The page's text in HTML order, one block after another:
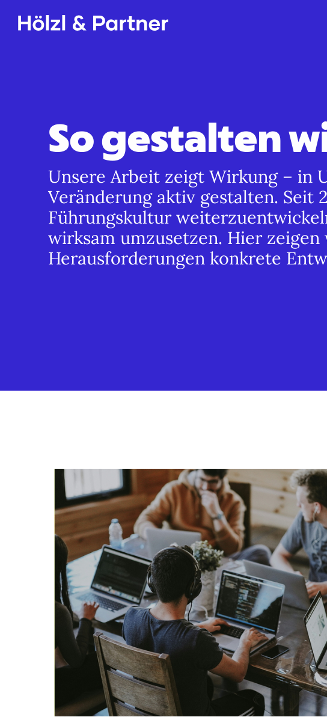
So gestalten
Unsere Arbeit zeigt Wirkung – in
Veränderung aktiv gestalten.
Führungskultur
wirksam umzusetzen. Hier
Herausforderungen konkrete